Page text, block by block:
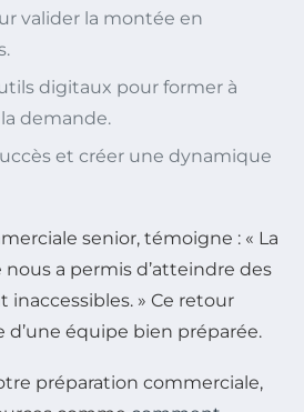
valider la montée en
digitaux pour former à
demande.
et créer une dynamique
senior, témoigne : « La
a permis d’atteindre des
inaccessibles. » Ce retour
d’une équipe bien préparée.
préparation commerciale,